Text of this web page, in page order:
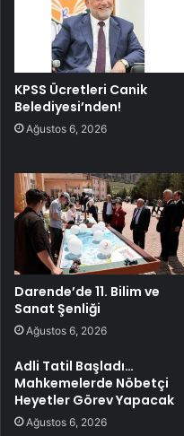
KPSS Ücretleri Canik
Belediyesi’nden!
Ağustos 6, 2026
Darende’de 11. Bilim ve
Sanat Şenliği
Ağustos 6, 2026
Adli Tatil Başladı…
Mahkemelerde Nöbetçi
Heyetler Görev Yapacak
Ağustos 6, 2026